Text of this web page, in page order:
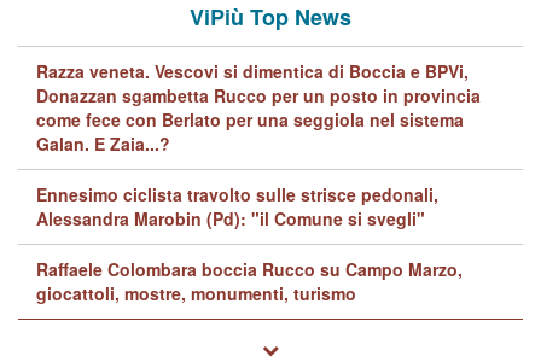
ViPiù Top News
Razza veneta. Vescovi si dimentica di Boccia e BPVi,
Donazzan sgambetta Rucco per un posto in provincia
come fece con Berlato per una seggiola nel sistema
Galan. E Zaia...?
Ennesimo ciclista travolto sulle strisce pedonali,
Alessandra Marobin (Pd): "il Comune si svegli"
Raffaele Colombara boccia Rucco su Campo Marzo,
giocattoli, mostre, monumenti, turismo